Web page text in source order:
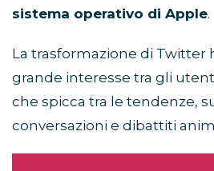
sistema operativo di Apple.
La trasformazione di Twitter
grande interesse tra gli
che spicca tra le tendenze,
conversazioni e dibattiti